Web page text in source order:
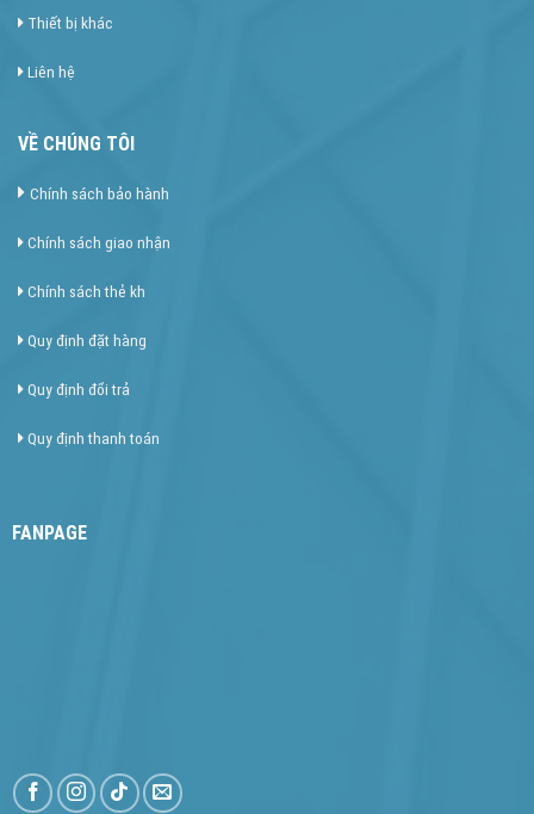
Thiết bị khác
Liên hệ
VỀ CHÚNG TÔI
Chính sách bảo hành
Chính sách giao nhận
Chính sách thẻ kh
Quy định đặt hàng
Quy định đổi trả
Quy định thanh toán
FANPAGE